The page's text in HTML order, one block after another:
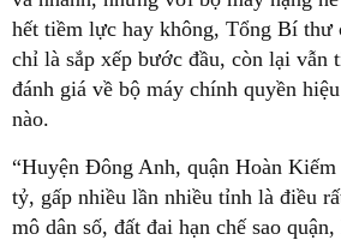
hết tiềm lực hay không, Tổng Bí thư
chỉ là sắp xếp bước đầu, còn lại vẫn
đánh giá về bộ máy chính quyền
nào.
“Huyện Đông Anh, quận Hoàn
tỷ, gấp nhiều lần nhiều tỉnh là điều
mô dân số, đất đai hạn chế sao